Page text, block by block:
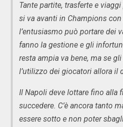
Tante partite, trasferte e
si va avanti in Champions
l’entusiasmo può portare dei
fanno la gestione e gli
resta ampia va bene, ma se
l’utilizzo dei giocatori allora il
Il Napoli deve lottare fino alla
succedere. C’è ancora tanto
essere sotto e non poter